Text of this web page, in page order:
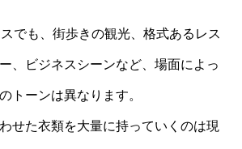
でも、街歩きの観光、格式あるレス
、ビジネスシーンなど、場面によっ
トーンは異なります。
せた衣類を大量に持っていくのは現